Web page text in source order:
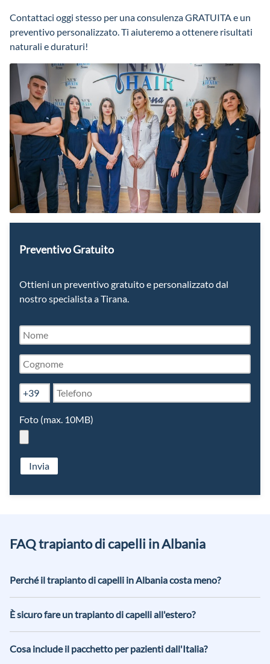
Contattaci oggi stesso per una consulenza GRATUITA e un
preventivo personalizzato. Ti aiuteremo a ottenere risultati
naturali e duraturi!
Preventivo Gratuito
Ottieni un preventivo gratuito e personalizzato dal
nostro specialista a Tirana.
+39
Foto (max. 10MB)
Invia
FAQ trapianto di capelli in Albania
Perché il trapianto di capelli in Albania costa meno?
e al costo della vita, non necessariamente a una minore
qualità. Il percorso viene svolto in un ambiente clinico
È sicuro fare un trapianto di capelli all'estero?
competenza del team. Prima del viaggio condividiamo il
percorso e, in clinica, seguiamo procedure standardizzate per
Cosa include il pacchetto per pazienti dall'Italia?